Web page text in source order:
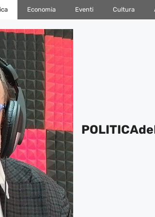
Economia Eventi Cultura